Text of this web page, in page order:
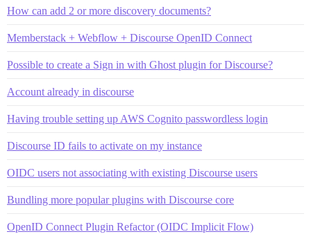
How can add 2 or more discovery documents?
Memberstack + Webflow + Discourse OpenID Connect
Possible to create a Sign in with Ghost plugin for Discourse?
Account already in discourse
Having trouble setting up AWS Cognito passwordless login
Discourse ID fails to activate on my instance
OIDC users not associating with existing Discourse users
Bundling more popular plugins with Discourse core
OpenID Connect Plugin Refactor (OIDC Implicit Flow)